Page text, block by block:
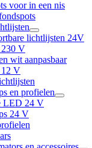
voor in een nis
lichtlijsten 24V
V
wit aanpasbaar
V
en profielen
LED 24 V
24 V